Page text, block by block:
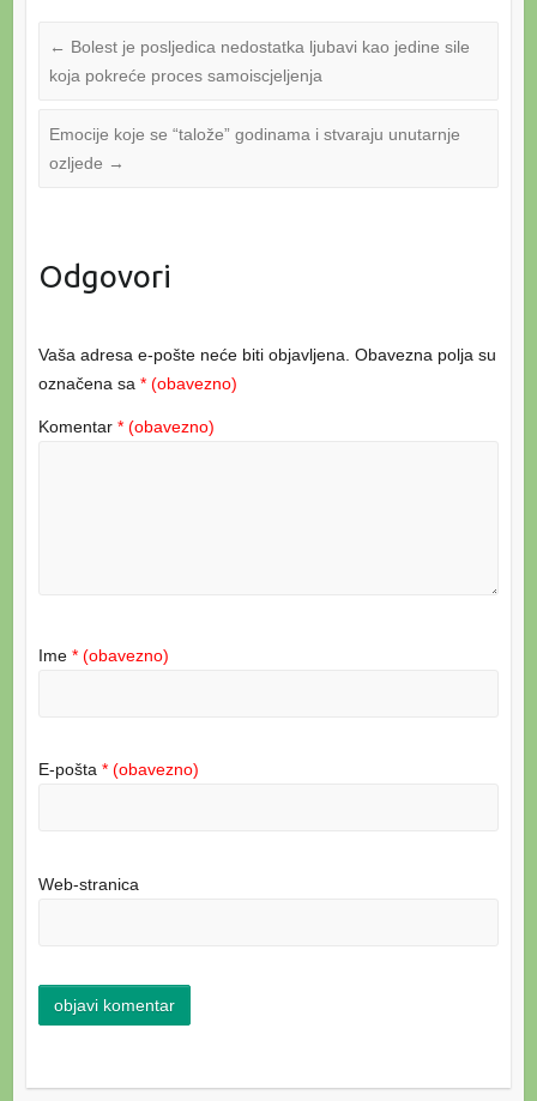
← Bolest je posljedica nedostatka ljubavi kao jedine sile
koja pokreće proces samoiscjeljenja
Emocije koje se “talože” godinama i stvaraju unutarnje
ozljede →
Odgovori
Vaša adresa e-pošte neće biti objavljena. Obavezna polja su
označena sa * (obavezno)
Komentar * (obavezno)
Ime * (obavezno)
E-pošta * (obavezno)
Web-stranica